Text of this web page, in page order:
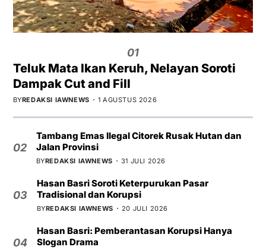
01
Teluk Mata Ikan Keruh, Nelayan Soroti
Dampak Cut and Fill
BYREDAKSI IAWNEWS 1 AGUSTUS 2026
02
Tambang Emas Ilegal Citorek Rusak Hutan dan
Jalan Provinsi
BYREDAKSI IAWNEWS 31 JULI 2026
03
Hasan Basri Soroti Keterpurukan Pasar
Tradisional dan Korupsi
BYREDAKSI IAWNEWS 20 JULI 2026
04
Hasan Basri: Pemberantasan Korupsi Hanya
Slogan Drama